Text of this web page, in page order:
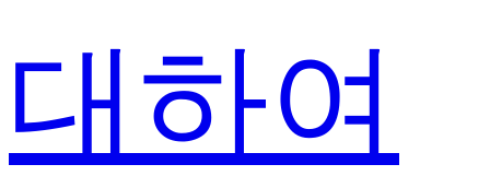
대하여